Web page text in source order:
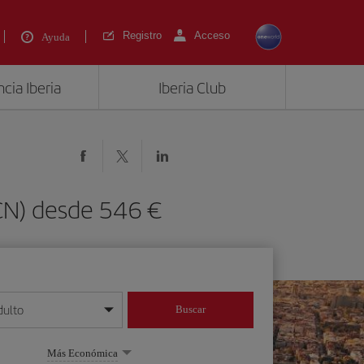
Ayuda Registro Acceso
Iberia Iberia Club
desde 546 €
mes/año
Buscar
Más Económica